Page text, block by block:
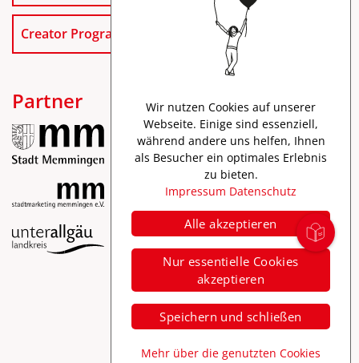
Creator Program
Partner
Impressum
Datenschutz
Barrierefreiheit
Wir nutzen Cookies auf unserer
Webseite. Einige sind essenziell,
während andere uns helfen, Ihnen
als Besucher ein optimales Erlebnis
zu bieten.
Impressum Datenschutz
Alle akzeptieren
Nur essentielle Cookies
akzeptieren
Speichern und schließen
Mehr über die genutzten Cookies